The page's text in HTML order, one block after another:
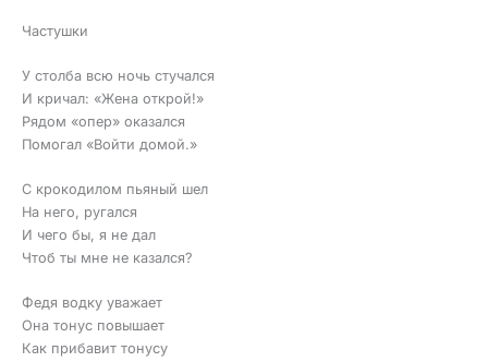
Частушки
У столба всю ночь стучался
И кричал: «Жена открой!»
Рядом «опер» оказался
Помогал «Войти домой.»
С крокодилом пьяный шел
На него, ругался
И чего бы, я не дал
Чтоб ты мне не казался?
Федя водку уважает
Она тонус повышает
Как прибавит тонусу